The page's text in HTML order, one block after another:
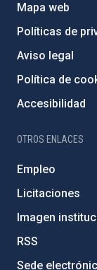
Mapa web
Políticas de
Aviso legal
Política de
Accesibilidad
OTROS ENLACES
Empleo
Licitaciones
Imagen
RSS
Sede